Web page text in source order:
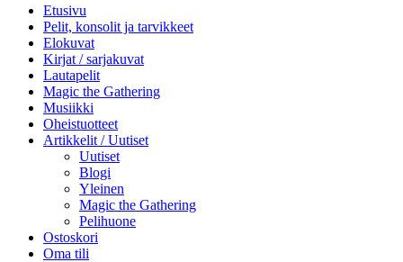
Etusivu
Pelit, konsolit ja tarvikkeet
Elokuvat
Kirjat / sarjakuvat
Lautapelit
Magic the Gathering
Musiikki
Oheistuotteet
Artikkelit / Uutiset
Uutiset
Blogi
Yleinen
Magic the Gathering
Pelihuone
Ostoskori
Oma tili